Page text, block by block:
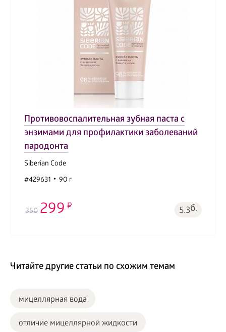
Противовоспалительная зубная паста с
энзимами для профилактики заболеваний
пародонта
Siberian Code
#429631
90 г
350 299 5.3б.
Читайте другие статьи по схожим темам
мицеллярная вода
отличие мицеллярной жидкости